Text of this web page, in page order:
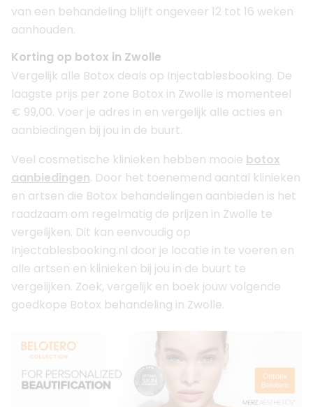
van een behandeling blijft ongeveer 12 tot 16 weken
aanhouden.
Korting op botox in Zwolle
Vergelijk alle Botox deals op Injectablesbooking. De
laagste prijs per zone Botox in Zwolle is momenteel
€ 99,00. Voer je adres in en vergelijk alle acties en
aanbiedingen bij jou in de buurt.
Veel cosmetische klinieken hebben mooie botox
aanbiedingen. Door het toenemend aantal klinieken
en artsen die Botox behandelingen aanbieden is het
raadzaam om regelmatig de prijzen in Zwolle te
vergelijken. Dit kan eenvoudig op
Injectablesbooking.nl door je locatie in te voeren en
alle artsen en klinieken bij jou in de buurt te
vergelijken. Zoek, vergelijk en boek jouw volgende
goedkope Botox behandeling in Zwolle.